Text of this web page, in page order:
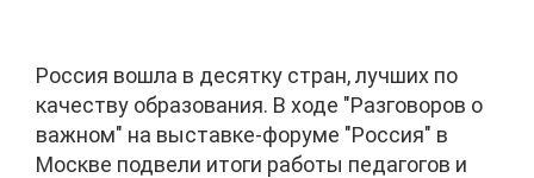
Россия вошла в десятку стран, лучших по
качеству образования. В ходе "Разговоров о
важном" на выставке-форуме "Россия" в
Москве подвели итоги работы педагогов и